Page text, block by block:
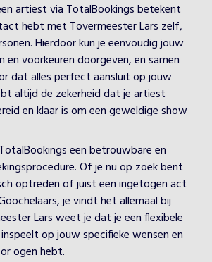
artiest via TotalBookings betekent
hebt met Tovermeester Lars zelf,
Hierdoor kun je eenvoudig jouw
en voorkeuren doorgeven, en samen
dat alles perfect aansluit op jouw
altijd de zekerheid dat je artiest
en klaar is om een geweldige show
een betrouwbare en
Of je nu op zoek bent
optreden of juist een ingetogen act
je vindt het allemaal bij
Lars weet je dat je een flexibele
op jouw specifieke wensen en
ogen hebt.